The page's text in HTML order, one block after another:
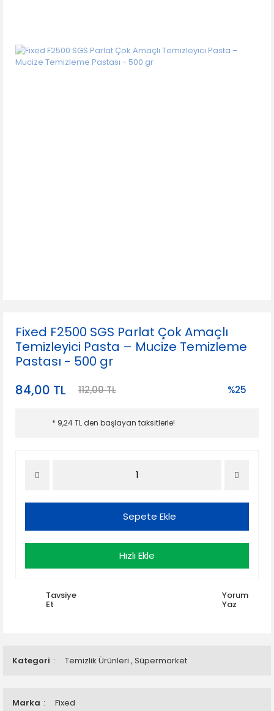
Kategori Temizlik Ürünleri , Süpermarket
Marka Fixed
Fixed F2500 SGS Parlat Çok Amaçlı
Temizleyici Pasta – Mucize Temizleme
Pastası - 500 gr
84,00 TL
112,00 TL %25
* 9,24 TL den başlayan taksitlerle!
Sepete Ekle
Hızlı Ekle
Tavsiye
Et
Yorum
Yaz